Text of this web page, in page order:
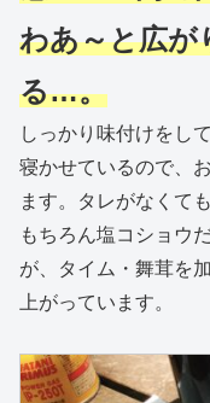
わあ～と広が
る…。
しっかり味付けを
寝かせているので、
ます。タレがなくて
もちろん塩コショウ
が、タイム・舞茸を
上がっています。